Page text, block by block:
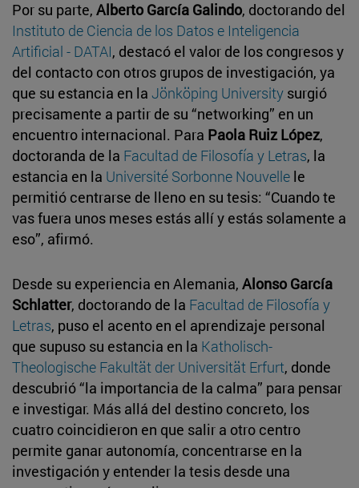
Por su parte, Alberto García Galindo, doctorando del
Instituto de Ciencia de los Datos e Inteligencia
Artificial - DATAI, destacó el valor de los congresos y
del contacto con otros grupos de investigación, ya
que su estancia en la Jönköping University surgió
precisamente a partir de su “networking” en un
encuentro internacional. Para Paola Ruiz López,
doctoranda de la Facultad de Filosofía y Letras, la
estancia en la Université Sorbonne Nouvelle le
permitió centrarse de lleno en su tesis: “Cuando te
vas fuera unos meses estás allí y estás solamente a
eso”, afirmó.
Desde su experiencia en Alemania, Alonso García
Schlatter, doctorando de la Facultad de Filosofía y
Letras, puso el acento en el aprendizaje personal
que supuso su estancia en la Katholisch-
Theologische Fakultät der Universität Erfurt, donde
descubrió “la importancia de la calma” para pensar
e investigar. Más allá del destino concreto, los
cuatro coincidieron en que salir a otro centro
permite ganar autonomía, concentrarse en la
investigación y entender la tesis desde una